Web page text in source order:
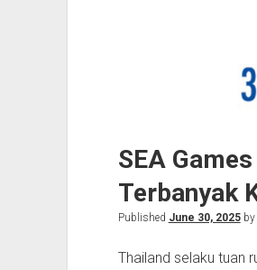
SEA
Terbanyak
Published June 30, 2025by
Thailand selaku tuan